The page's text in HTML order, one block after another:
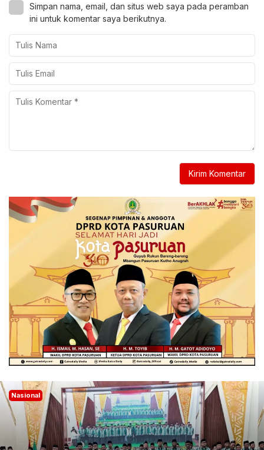
Simpan nama, email, dan situs web saya pada peramban
ini untuk komentar saya berikutnya.
Nasional